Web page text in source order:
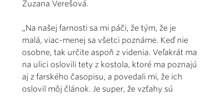
Zuzana Verešová.
„Na našej farnosti sa mi páči, že tým, že je
malá, viac-menej sa všetci poznáme. Keď nie
osobne, tak určite aspoň z videnia. Veľakrát ma
na ulici oslovili tety z kostola, ktoré ma poznajú
aj z farského časopisu, a povedali mi, že ich
oslovil môj článok. Je super, že vzťahy sú